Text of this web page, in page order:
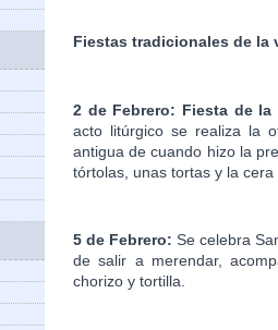
Fiestas tradicionales de la
2 de Febrero: Fiesta de la
acto litúrgico se realiza la
antigua de cuando hizo la
tórtolas, unas tortas y la cera
5 de Febrero:Se celebra
de salir a merendar,
chorizo y tortilla.